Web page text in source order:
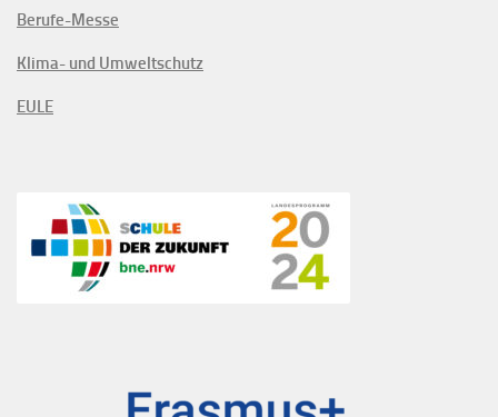
Berufe-Messe
Klima- und Umweltschutz
EULE